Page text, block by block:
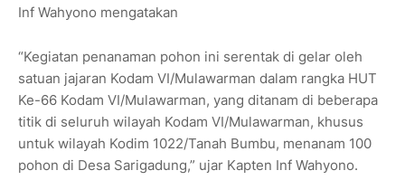
Inf Wahyono mengatakan
“Kegiatan penanaman pohon ini serentak di gelar oleh
satuan jajaran Kodam VI/Mulawarman dalam rangka HUT
Ke-66 Kodam VI/Mulawarman, yang ditanam di beberapa
titik di seluruh wilayah Kodam VI/Mulawarman, khusus
untuk wilayah Kodim 1022/Tanah Bumbu, menanam 100
pohon di Desa Sarigadung,” ujar Kapten Inf Wahyono.